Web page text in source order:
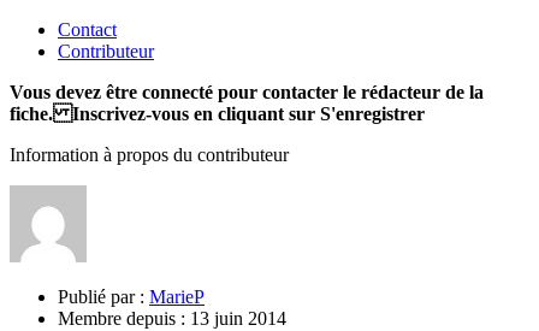
Contact
Contributeur
Vous devez être connecté pour contacter le rédacteur de la
fiche. Inscrivez-vous en cliquant sur S'enregistrer
Information à propos du contributeur
Publié par : MarieP
Membre depuis : 13 juin 2014